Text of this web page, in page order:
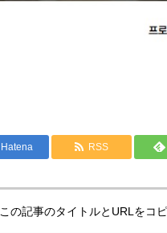
Hatena RSS
この記事のタイトルとURLをコ